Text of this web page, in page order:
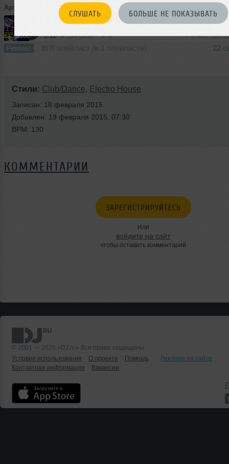
СЛУШАТЬ БОЛЬШЕ НЕ ПОКАЗЫВАТЬ
Артём DJ 3kSoO Рахимов Gold Top - Cus Im Hip (Dj 3kSoO Remix)
3:12 104 раза 8 7.6 MB, 320
Ремикс 22
Стили: Club/Dance, Electro House
Записан: 18 февраля 2015
Добавлен: 19 февраля 2015, 07:30
BPM: 130
КОММЕНТАРИИ
ЗАРЕГИСТРИРУЙТЕСЬ
Или
войдите на сайт
чтобы оставить комментарий
© 2001 — 2026 «DJ.ru» Все права защищены.
Условия использования
О проекте Помощь
Реклама на сайте
Контактная информация
Вакансии